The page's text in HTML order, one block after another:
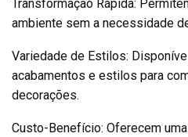
Transformação Rápida:
ambiente sem a necessidade
Variedade de Estilos:
acabamentos e estilos para
decorações.
Custo-Benefício: Oferecem